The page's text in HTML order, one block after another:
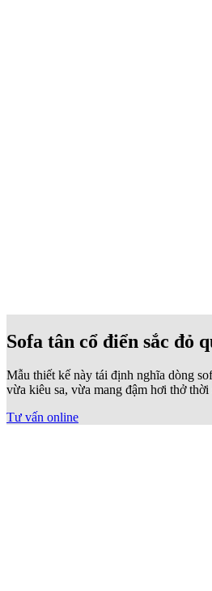
Sofa tân cổ điển sắc đỏ
Mẫu thiết kế này tái định nghĩa dòng
vừa kiêu sa, vừa mang đậm hơi thở
Tư vấn online